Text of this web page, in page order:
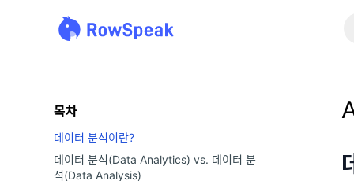
목차
데이터 분석이란?
데이터 분석(Data Analytics) vs. 데이터 분
석(Data Analysis)